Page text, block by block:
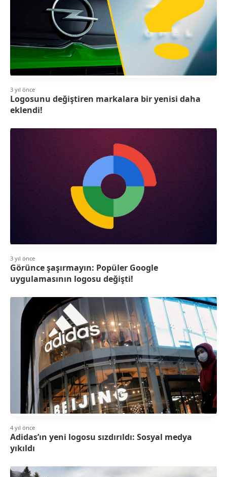
3 yıl önce
Logosunu değiştiren markalara bir yenisi daha
eklendi!
3 yıl önce
Görünce şaşırmayın: Popüler Google
uygulamasının logosu değişti!
4 yıl önce
Adidas’ın yeni logosu sızdırıldı: Sosyal medya
yıkıldı